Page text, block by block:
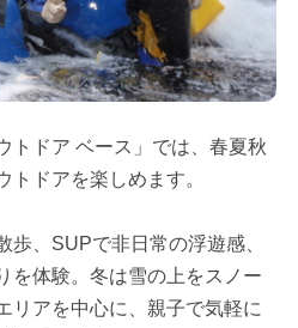
トドア ベース」では、春夏秋
トドアを楽しめます。
歩、SUPで非日常の浮遊感、
を体験。冬は雪の上をスノー
リアを中心に、親子で気軽に